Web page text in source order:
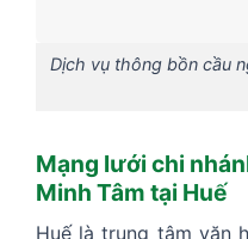
Dịch vụ thông bồn cầu
Mạng lưới chi
Minh Tâm tại Huế
Huế là trung tâm văn